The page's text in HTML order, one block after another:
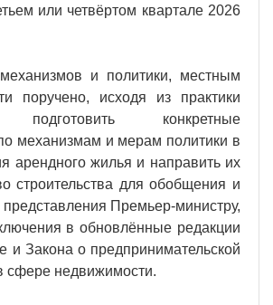
или четвёртом квартале 2026
и политики, местным
поручено, исходя из практики
подготовить конкретные
механизмам и мерам политики в
арендного жилья и направить их
строительства для обобщения и
Премьер-министру,
в обновлённые редакции
и Закона о предпринимательской
сфере недвижимости.